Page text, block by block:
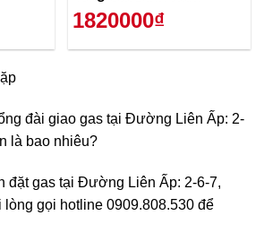
1820000₫
đài giao gas tại Đường Liên Ấp: 2-
là bao nhiêu?
đặt gas tại Đường Liên Ấp: 2-6-7,
lòng gọi hotline 0909.808.530 để